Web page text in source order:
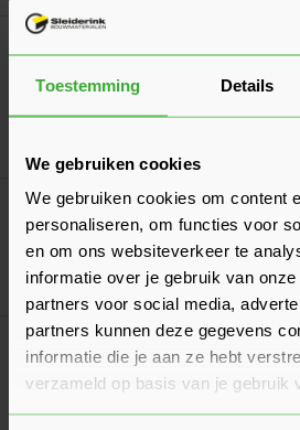
Toestemming Details
We gebruiken cookies
We gebruiken cookies om content
personaliseren, om functies voor
en om ons websiteverkeer te
informatie over je gebruik van
partners voor social media,
partners kunnen deze gegevens
informatie die je aan ze hebt
verzameld op basis van je gebruik
Verkrijgbaar in 2 varianten
Nemef Loopslot 1255
Verkrijgbaar in 3
Nu 16,00per stuk
Skantrae Stalen
Vanaf118,80per stuk